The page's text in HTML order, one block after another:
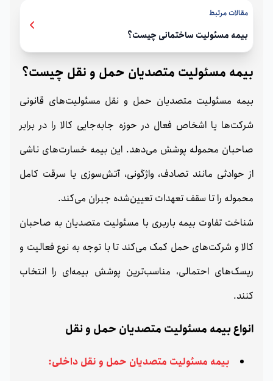
مقالات مرتبط
بیمه مسئولیت ساختمانی چیست؟
بیمه مسئولیت متصدیان حمل‌ و نقل چیست؟
بیمه مسئولیت متصدیان حمل‌ و نقل مسئولیت‌های قانونی
شرکت‌ها یا اشخاص فعال در حوزه جابه‌جایی کالا را در برابر
صاحبان محموله پوشش می‌دهد. این بیمه خسارت‌های ناشی
از حوادثی مانند تصادف، واژگونی، آتش‌سوزی یا سرقت کامل
محموله را تا سقف تعهدات تعیین‌شده جبران می‌کند.
شناخت تفاوت بیمه باربری با مسئولیت متصدیان به صاحبان
کالا و شرکت‌های حمل کمک می‌کند تا با توجه به نوع فعالیت و
ریسک‌های احتمالی، مناسب‌ترین پوشش بیمه‌ای را انتخاب
کنند.
انواع بیمه مسئولیت متصدیان حمل‌ و نقل
بیمه مسئولیت متصدیان حمل‌ و نقل داخلی: